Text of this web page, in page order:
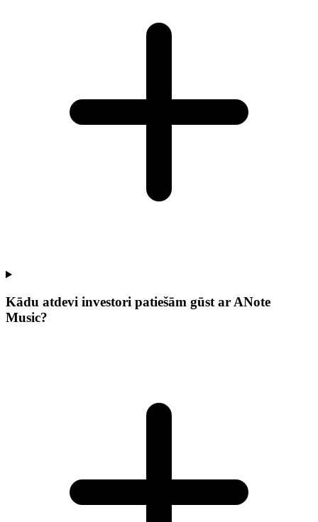
Kādu atdevi investori patiešām gūst ar ANote
Music?